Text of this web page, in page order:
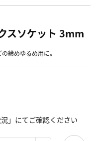
スソケット 3mm
締めゆるめ用に。
」にてご確認ください